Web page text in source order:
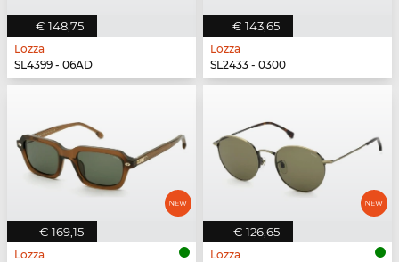
€ 148,75
Lozza
SL4399 - 06AD
€ 143,65
Lozza
SL2433 - 0300
€ 169,15
Lozza
€ 126,65
Lozza